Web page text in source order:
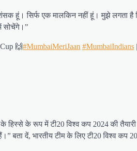
हूं। सिर्फ एक मालकिन नहीं हूं। मुझे लगता है
सोचेंगे।”
🙌#MumbaiMeriJaan #MumbaiIndians |
के हिस्से के रूप में टी20 विश्व कप 2024 की
बता दें, भारतीय टीम के लिए टी20 विश्व